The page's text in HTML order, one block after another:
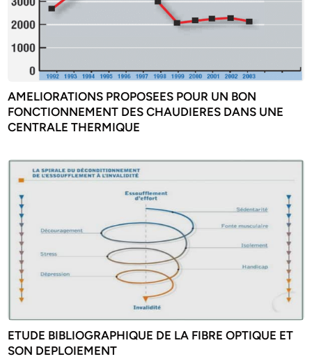
AMELIORATIONS PROPOSEES POUR UN BON
FONCTIONNEMENT DES CHAUDIERES DANS UNE
CENTRALE THERMIQUE
ETUDE BIBLIOGRAPHIQUE DE LA FIBRE OPTIQUE ET
SON DEPLOIEMENT